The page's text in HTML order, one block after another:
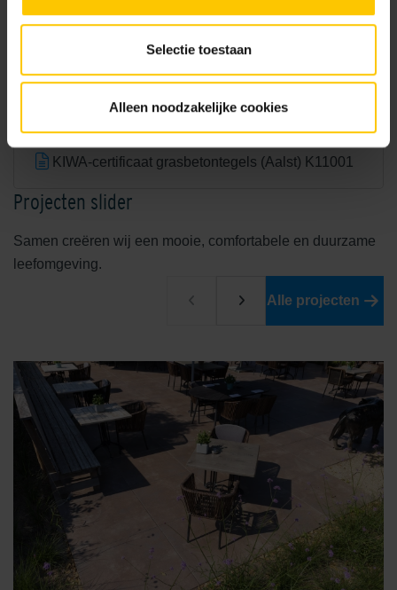
Selectie toestaan
Alleen noodzakelijke cookies
KIWA-certificaat grasbetontegels (Aalst) K11001
Projecten slider
Samen creëren wij een mooie, comfortabele en duurzame
leefomgeving.
Alle projecten